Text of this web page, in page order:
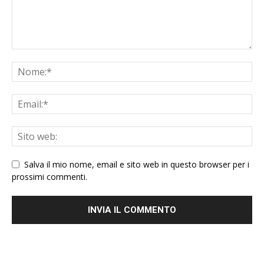
Salva il mio nome, email e sito web in questo browser per i
prossimi commenti.